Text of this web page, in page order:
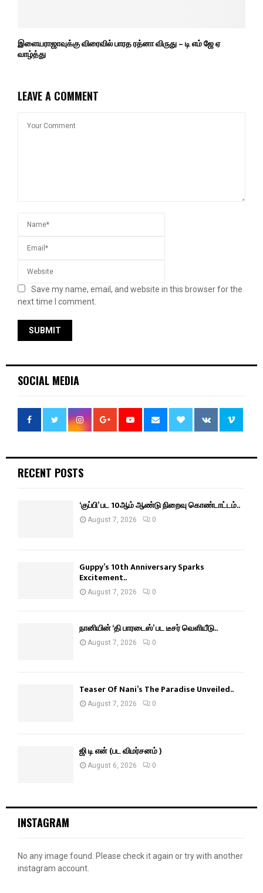
இளையராஜாவுக்கு விரைவில் பாரத ரத்னா விருது – டி எம் ஜே ஏ
வாழ்த்து
LEAVE A COMMENT
Save my name, email, and website in this browser for the
next time I comment.
SOCIAL MEDIA
RECENT POSTS
‘குப்பி’ பட 10ஆம் ஆண்டு நிறைவு கொண்டாட்டம்..
August 7, 2026 0
Guppy’s 10th Anniversary Sparks
Excitement..
August 7, 2026 0
நானியின் ‘தி பாரடைஸ்’ பட டீசர் வெளியீடு..
August 7, 2026 0
Teaser Of Nani’s The Paradise Unveiled..
August 7, 2026 0
ஜி டி என் (பட விமர்சனம் )
August 6, 2026 0
INSTAGRAM
No any image found. Please check it again or try with another
instagram account.